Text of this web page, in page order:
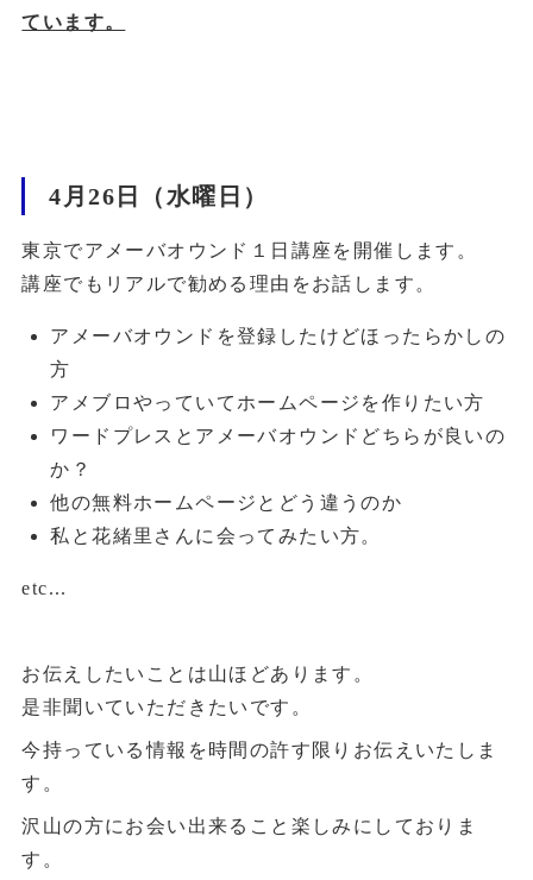
ています。
4月26日（水曜日）
東京でアメーバオウンド１日講座を開催します。
講座でもリアルで勧める理由をお話します。
アメーバオウンドを登録したけどほったらかしの
方
アメブロやっていてホームページを作りたい方
ワードプレスとアメーバオウンドどちらが良いの
か？
他の無料ホームページとどう違うのか
私と花緒里さんに会ってみたい方。
etc...
お伝えしたいことは山ほどあります。
是非聞いていただきたいです。
今持っている情報を時間の許す限りお伝えいたしま
す。
沢山の方にお会い出来ること楽しみにしておりま
す。